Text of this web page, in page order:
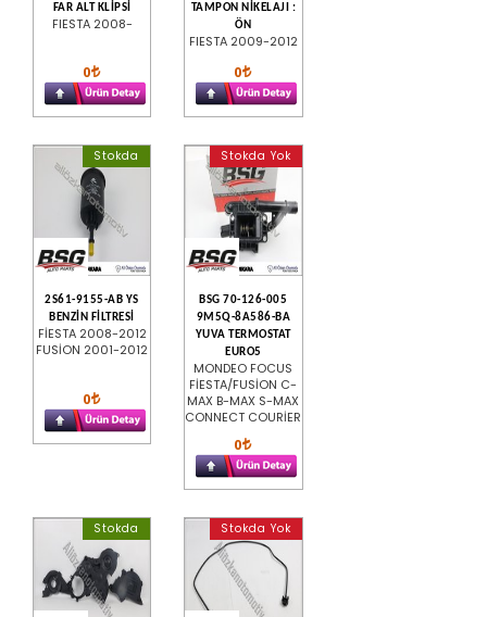
FAR ALT KLİPSİ
FIESTA 2008-
0
TAMPON NİKELAJI :
ÖN
FIESTA 2009-2012
0
Stokda
2S61-9155-AB YS
BENZİN FİLTRESİ
FİESTA 2008-2012
FUSİON 2001-2012
0
Stokda Yok
BSG 70-126-005
9M5Q-8A586-BA
YUVA TERMOSTAT
EURO5
MONDEO FOCUS
FİESTA/FUSİON C-
MAX B-MAX S-MAX
CONNECT COURİER
0
Stokda Stokda Yok